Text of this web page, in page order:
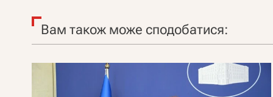
Вам також може сподобатися: